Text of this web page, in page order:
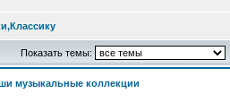
Показать темы:
музыкальные коллекции